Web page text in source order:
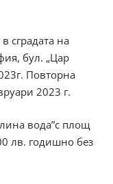
сградата на
бул. „Цар
Повторна
2023 г.
вода”с площ
лв. годишно без